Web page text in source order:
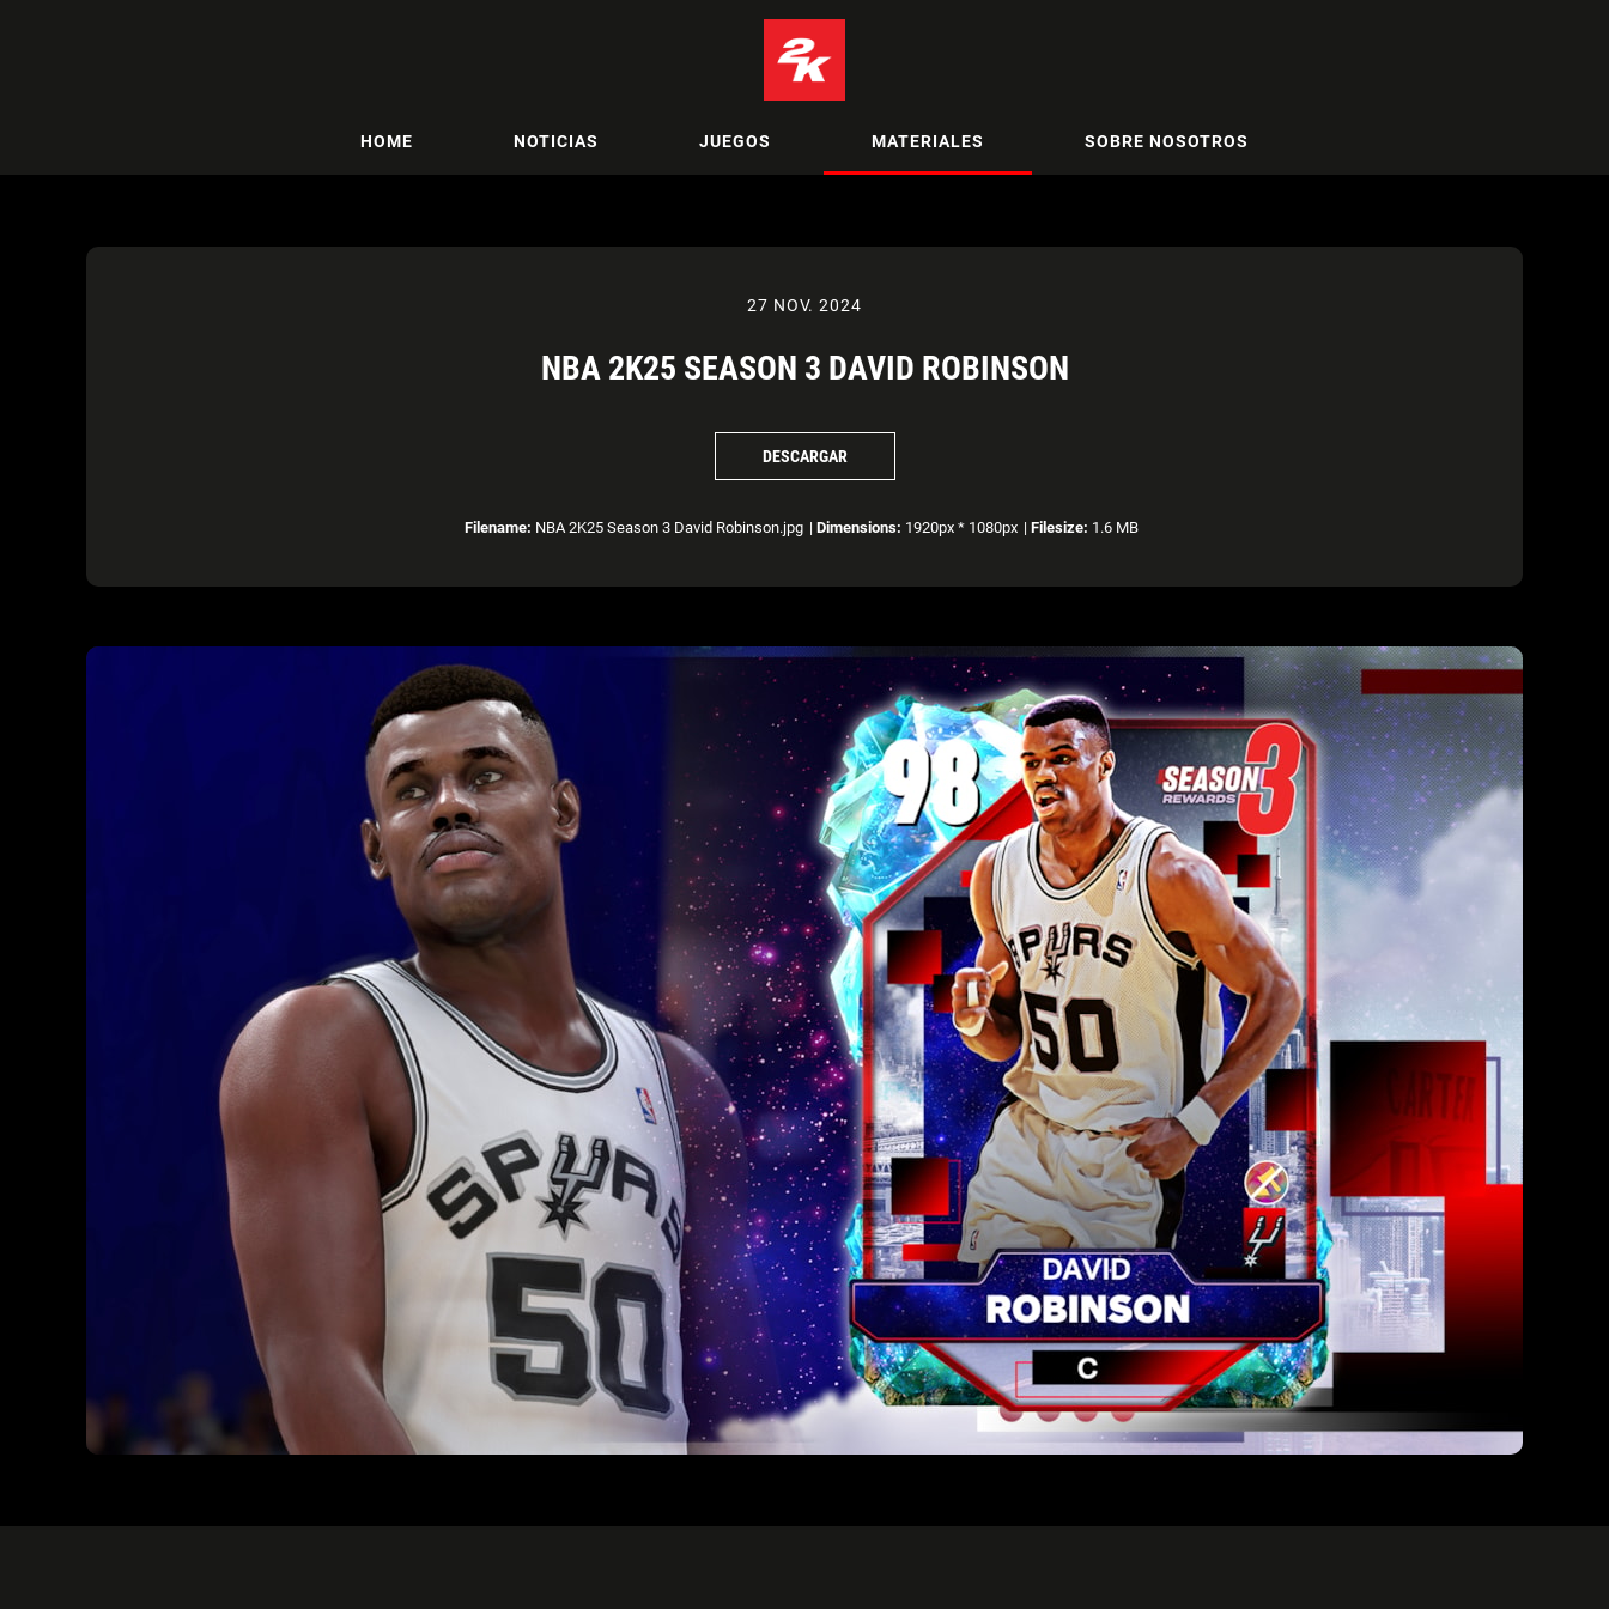
HOME NOTICIAS JUEGOS MATERIALES SOBRE NOSOTROS
27 NOV. 2024
NBA 2K25 SEASON 3 DAVID ROBINSON
DESCARGAR
Filename: NBA 2K25 Season 3 David Robinson.jpg | Dimensions: 1920px * 1080px | Filesize: 1.6 MB